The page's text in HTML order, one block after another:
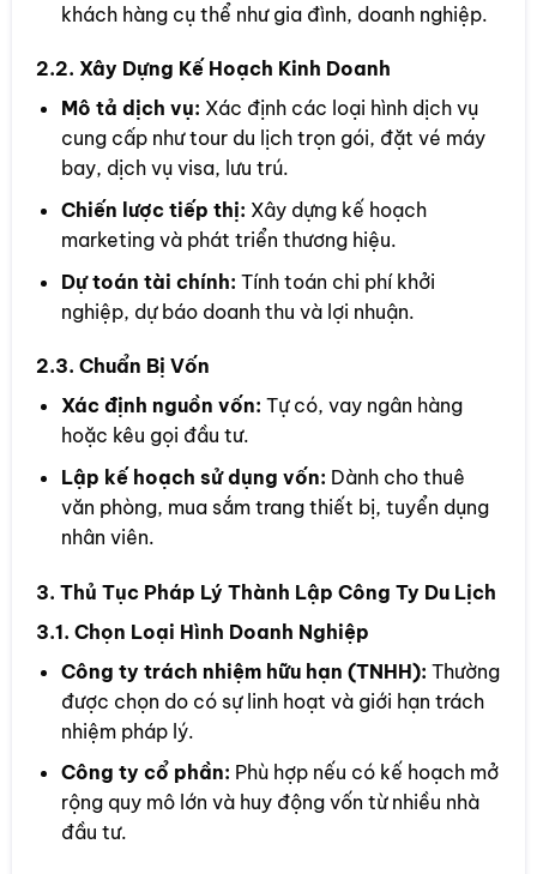
khách hàng cụ thể như gia đình, doanh nghiệp.
2.2. Xây Dựng Kế Hoạch Kinh Doanh
Mô tả dịch vụ: Xác định các loại hình dịch vụ
cung cấp như tour du lịch trọn gói, đặt vé máy
bay, dịch vụ visa, lưu trú.
Chiến lược tiếp thị: Xây dựng kế hoạch
marketing và phát triển thương hiệu.
Dự toán tài chính: Tính toán chi phí khởi
nghiệp, dự báo doanh thu và lợi nhuận.
2.3. Chuẩn Bị Vốn
Xác định nguồn vốn: Tự có, vay ngân hàng
hoặc kêu gọi đầu tư.
Lập kế hoạch sử dụng vốn: Dành cho thuê
văn phòng, mua sắm trang thiết bị, tuyển dụng
nhân viên.
3. Thủ Tục Pháp Lý Thành Lập Công Ty Du Lịch
3.1. Chọn Loại Hình Doanh Nghiệp
Công ty trách nhiệm hữu hạn (TNHH): Thường
được chọn do có sự linh hoạt và giới hạn trách
nhiệm pháp lý.
Công ty cổ phần: Phù hợp nếu có kế hoạch mở
rộng quy mô lớn và huy động vốn từ nhiều nhà
đầu tư.